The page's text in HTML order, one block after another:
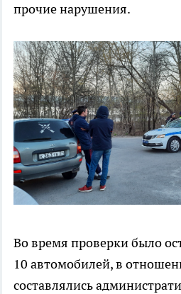
прочие нарушения.
Во время проверки было
10 автомобилей, в
составлялись